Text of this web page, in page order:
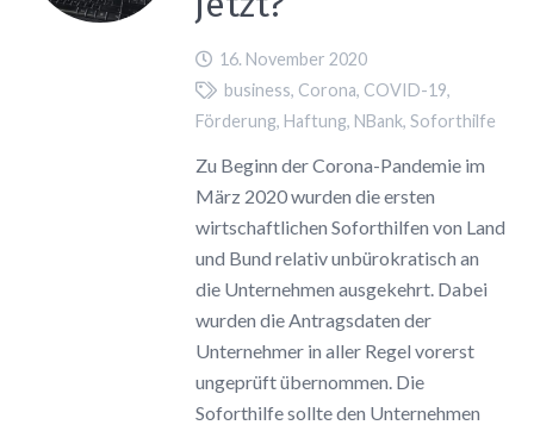
16. November 2020
business, Corona, COVID-19,
Förderung, Haftung, NBank, Soforthilfe
Zu Beginn der Corona-Pandemie im
März 2020 wurden die ersten
wirtschaftlichen Soforthilfen von Land
und Bund relativ unbürokratisch an
die Unternehmen ausgekehrt. Dabei
wurden die Antragsdaten der
Unternehmer in aller Regel vorerst
ungeprüft übernommen. Die
Soforthilfe sollte den Unternehmen